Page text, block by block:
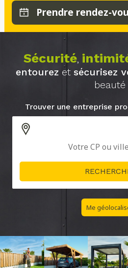
Prendre rendez-
Sécurité,
entourez et sécurisez
beauté
Trouver une entreprise
Me